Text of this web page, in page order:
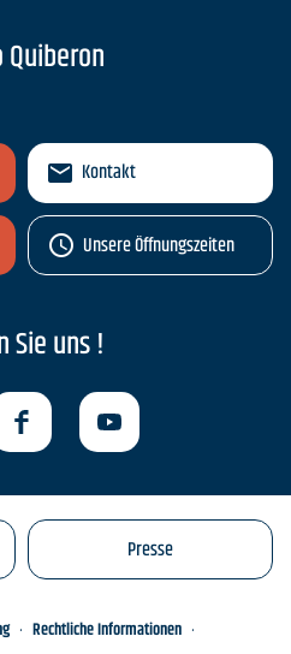
Kontakt
Unsere Öffnungszeiten
Sie uns !
Presse
Rechtliche Informationen